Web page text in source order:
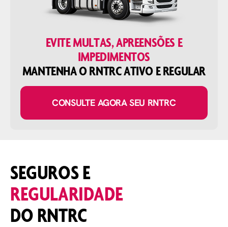
EVITE MULTAS, APREENSÕES E
IMPEDIMENTOS
MANTENHA O RNTRC ATIVO E REGULAR
CONSULTE AGORA SEU RNTRC
SEGUROS E
REGULARIDADE
DO RNTRC